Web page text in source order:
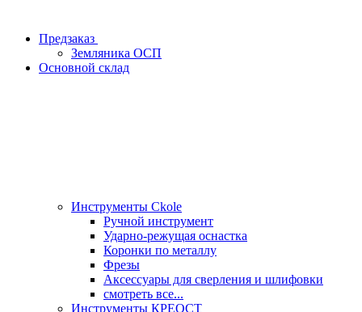
Предзаказ
Земляника ОСП
Основной склад
Инструменты Ckole
Ручной инструмент
Ударно‑режущая оснастка
Коронки по металлу
Фрезы
Аксессуары для сверления и шлифовки
смотреть все...
Инструменты КРЕОСТ